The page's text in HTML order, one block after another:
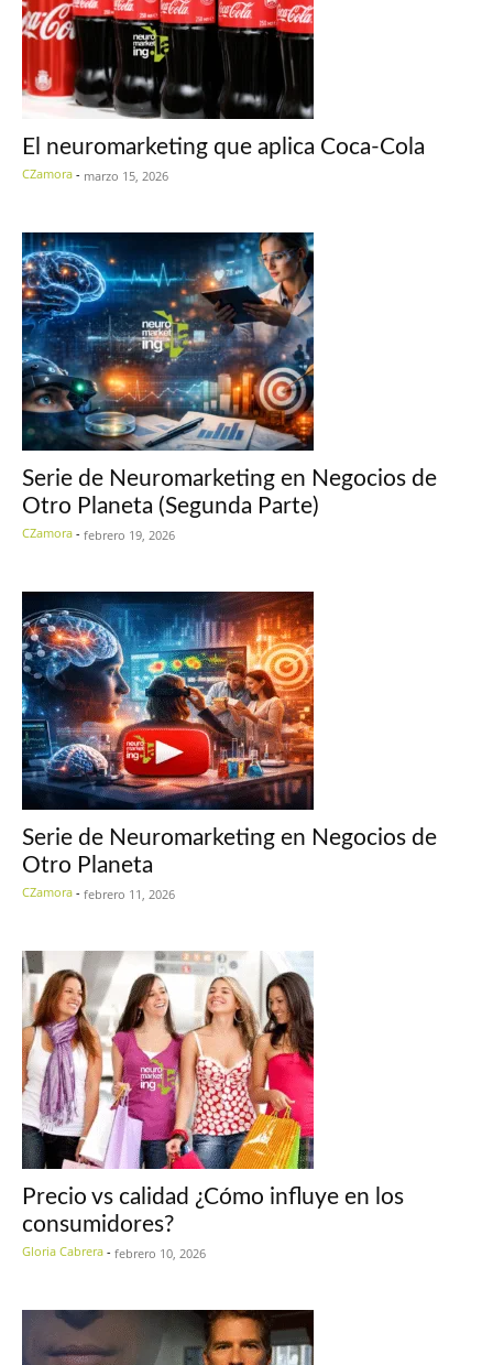
El neuromarketing que aplica Coca-Cola
CZamora - marzo 15, 2026
Serie de Neuromarketing en Negocios de
Otro Planeta (Segunda Parte)
CZamora - febrero 19, 2026
Serie de Neuromarketing en Negocios de
Otro Planeta
CZamora - febrero 11, 2026
Precio vs calidad ¿Cómo influye en los
consumidores?
Gloria Cabrera - febrero 10, 2026